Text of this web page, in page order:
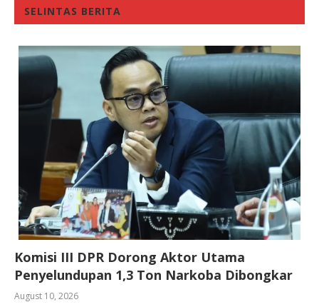
SELINTAS BERITA
Komisi III DPR Dorong Aktor Utama
Penyelundupan 1,3 Ton Narkoba Dibongkar
August 10, 2026